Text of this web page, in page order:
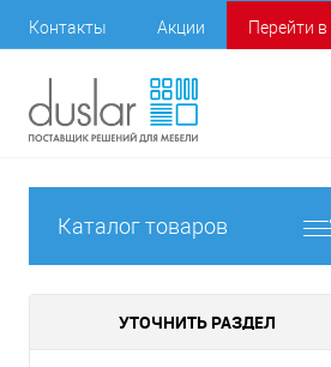
Контакты Акции Перейти
Каталог товаров
УТОЧНИТЬ РАЗДЕЛ